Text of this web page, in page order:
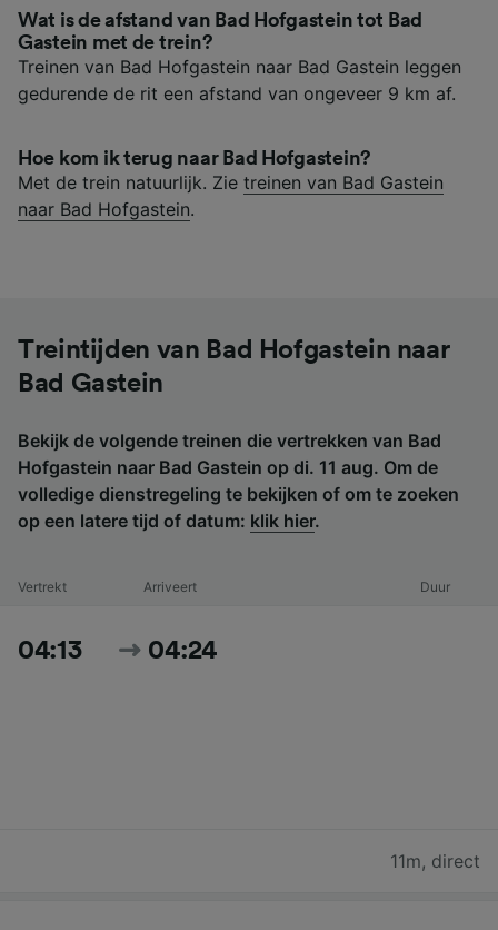
Wat is de afstand van Bad Hofgastein tot Bad
Gastein met de trein?
Treinen van Bad Hofgastein naar Bad Gastein leggen
gedurende de rit een afstand van ongeveer 9 km af.
Hoe kom ik terug naar Bad Hofgastein?
Met de trein natuurlijk. Zie treinen van Bad Gastein
naar Bad Hofgastein.
Treintijden van Bad Hofgastein naar
Bad Gastein
Bekijk de volgende treinen die vertrekken van Bad
Hofgastein naar Bad Gastein op di. 11 aug. Om de
volledige dienstregeling te bekijken of om te zoeken
op een latere tijd of datum: klik hier.
Vertrekt Arriveert Duur
04:13 04:24
11m, direct